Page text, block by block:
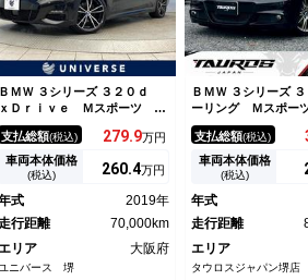
ＢＭＷ ３シリーズ ３２０ｄ
ｘＤｒｉｖｅ Ｍスポーツ 後
モデル サンルーフ デビュ
パッケージ レーダークルー
ズコントロール レーンアシス
ト クリアランスソナー 前席
ー 純正ナビ バックカメ
電動リアゲート 禁煙車
支払総額(税込) 279.9万円
車両本体価格
(税込) 260.4万円
式
2019年
行距離
70,000km
エリア
大阪府
ユニバース 堺
ＢＭＷ ３シリーズ
ーリング Ｍスポー
ジ ユーザー買取車
８年１２月 ナビ 純
ンチアルミホイール
アコン ＥＴＣ ス
アリング
支払総額(税込)
車両本体価格
(税込)
年式
走行距離
エリア
タウロスジャパン堺店